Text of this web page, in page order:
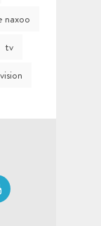
naxoo
tv